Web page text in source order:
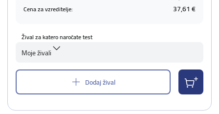
Cena za vzreditelje: 37,61 €
Žival za katero naročate test
Moje živali
Dodaj žival